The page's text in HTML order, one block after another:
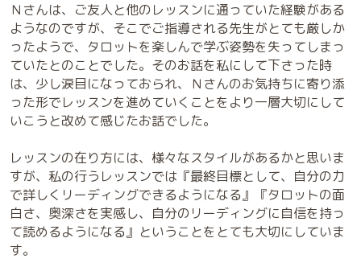
Ｎさんは、ご友人と他のレッスンに通っていた経験がある
ようなのですが、そこでご指導される先生がとても厳しか
ったようで、タロットを楽しんで学ぶ姿勢を失ってしまっ
ていたとのことでした。そのお話を私にして下さった時
は、少し涙目になっておられ、Ｎさんのお気持ちに寄り添
った形でレッスンを進めていくことをより一層大切にして
いこうと改めて感じたお話でした。
レッスンの在り方には、様々なスタイルがあるかと思いま
すが、私の行うレッスンでは『最終目標として、自分の力
で詳しくリーディングできるようになる』『タロットの面
白さ、奥深さを実感し、自分のリーディングに自信を持っ
て読めるようになる』ということをとても大切にしていま
す。